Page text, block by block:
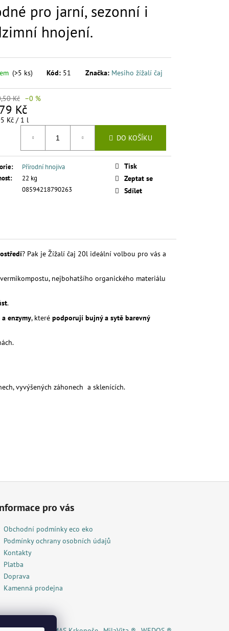
pro jarní, sezonní i
hnojení.
(>5 ks) Kód: 51 Značka: Mesiho žížalí čaj
Kč –0 %
Kč
Kč / 1 l
DO KOŠÍKU
:
Přírodní hnojiva
:
22 kg
08594218790263
Tisk
Zeptat se
Sdílet
? Pak je Žížalí čaj 20l ideální volbou pro vás a
nejbohatšího organického materiálu
.
enzymy, které podporují bujný a sytě barevný
vyvýšených záhonech a sklenících.
pro vás
Obchodní podmínky eco eko
Podmínky ochrany osobních údajů
Kontakty
Platba
Doprava
Kamenná prodejna